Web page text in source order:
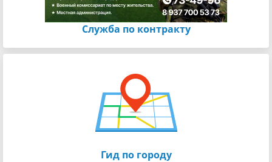
Cлужба по контракту
Гид по городу